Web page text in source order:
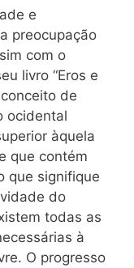
e
preocupação
com o
livro “Eros e
de
ocidental
àquela
que contém
que signifique
do
todas as
à
O progresso